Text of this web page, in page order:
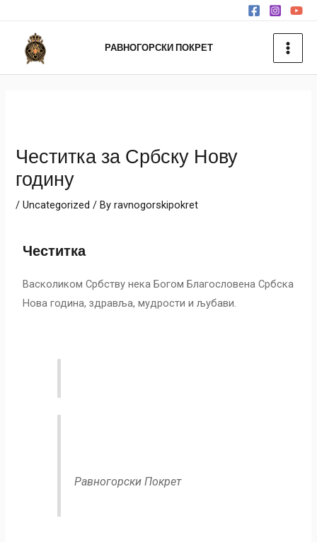
РАВНОГОРСКИ ПОКРЕТ
Честитка за Србску Нову
годину
/Uncategorized / Byravnogorskipokret
Честитка
Васколиком Србству нека Богом Благословена Србска
Нова година, здравља, мудрости и љубави.
Равногорски Покрет